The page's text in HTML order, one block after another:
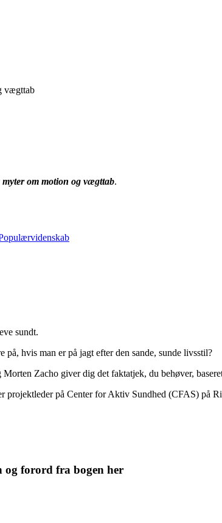
vægttab
myter om motion og vægttab.
sundt.
hvis man er på jagt efter den sande, sunde livsstil?
Zacho giver dig det faktatjek, du behøver,
på Center for Aktiv Sundhed (CFAS) på
og forord fra bogen her